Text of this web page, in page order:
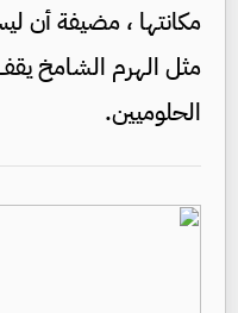
مكانتها ، مضيفة أن
مثل الهرم الشامخ
الحلوميين.